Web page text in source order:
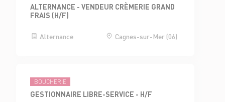
ALTERNANCE - VENDEUR CRÈMERIE GRAND
FRAIS (H/F)
Alternance Cagnes-sur-Mer (06)
BOUCHERIE
GESTIONNAIRE LIBRE-SERVICE - H/F